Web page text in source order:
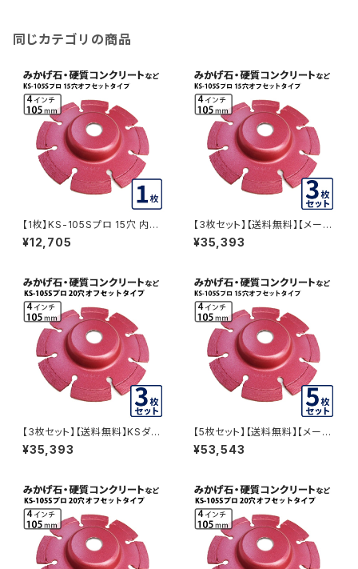
OF20
同じカテゴリの商品
【1枚】KS-105Sプロ 15穴 内径1
5mm オフセットタイプ(ハットタ
イプ) KSダイヤセグメント (ks-1
ト 水平切断 KS-105SPRO-OF
15
¥12,705
【3枚セット】【送料無料】【メーカ
ー廃番の為在庫品限り】KSダイ
ヤセグメント KS-105Sプロ 15
f15) ダイヤモンドカッター 刃キ
ワ切り コーナーカット 水平切断
KS-105SPRO-OF15-03
¥35,393
【3枚セット】【送料無料】KSダイ
ヤセグメント KS-105Sプロ 20
穴 内径20mm オフセットタイプ
ワ切り コーナーカット 水平切断
KS-105SPRO-OF20-03
¥35,393
【5枚セット】【送料無料】【メーカ
ー廃番の為在庫品限り】KSダイ
ヤセグメント KS-105Sプロ 15
f15) ダイヤモンドカッター 刃キ
ワ切り コーナーカット 水平切断
KS-105SPRO-OF15-05
¥53,543